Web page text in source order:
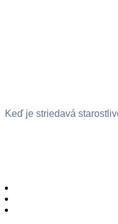
Keď je striedavá